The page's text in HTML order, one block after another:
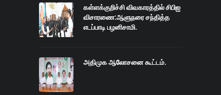
கள்ளக்குறிச்சி விவகாரத்தில் சிபிஐ
விசாரணை:ஆளுநரை சந்தித்த
எடப்பாடி பழனிசாமி.
அதிமுக ஆலோசனை கூட்டம்.